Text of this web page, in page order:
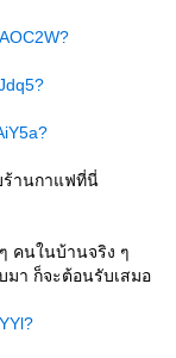
ร้านกาแฟที่นี่
คนในบ้านจริง ๆ
า ก็จะต้อนรับเสมอ